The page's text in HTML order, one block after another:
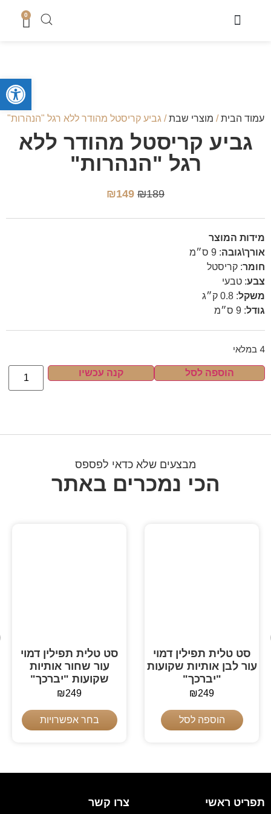
פתח
0
עמוד הבית/ מוצרי שבת/ גביע קריסטל מהודר ללא רגל "הנהרות"
גביע קריסטל מהודר ללא
רגל "הנהרות"
₪189
₪149
מידות המוצר
אורך\גובה: 9 ס״מ
חומר: קריסטל
צבע: טבעי
משקל: 0.8 ק״ג
גודל: 9 ס״מ
4 במלאי
הוספה לסל קנה עכשיו
מבצעים שלא כדאי לפספס
הכי נמכרים באתר
סט טלית תפילין דמוי
עור לבן אותיות שקועות
"יברכך"
₪249
הוספה לסל
סט טלית תפילין דמוי
עור שחור אותיות
שקועות "יברכך"
₪249
בחר אפשרויות
תפריט ראשי צרו קשר